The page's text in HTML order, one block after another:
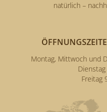
natürlich –
Montag, Mittwoch und
Freitag